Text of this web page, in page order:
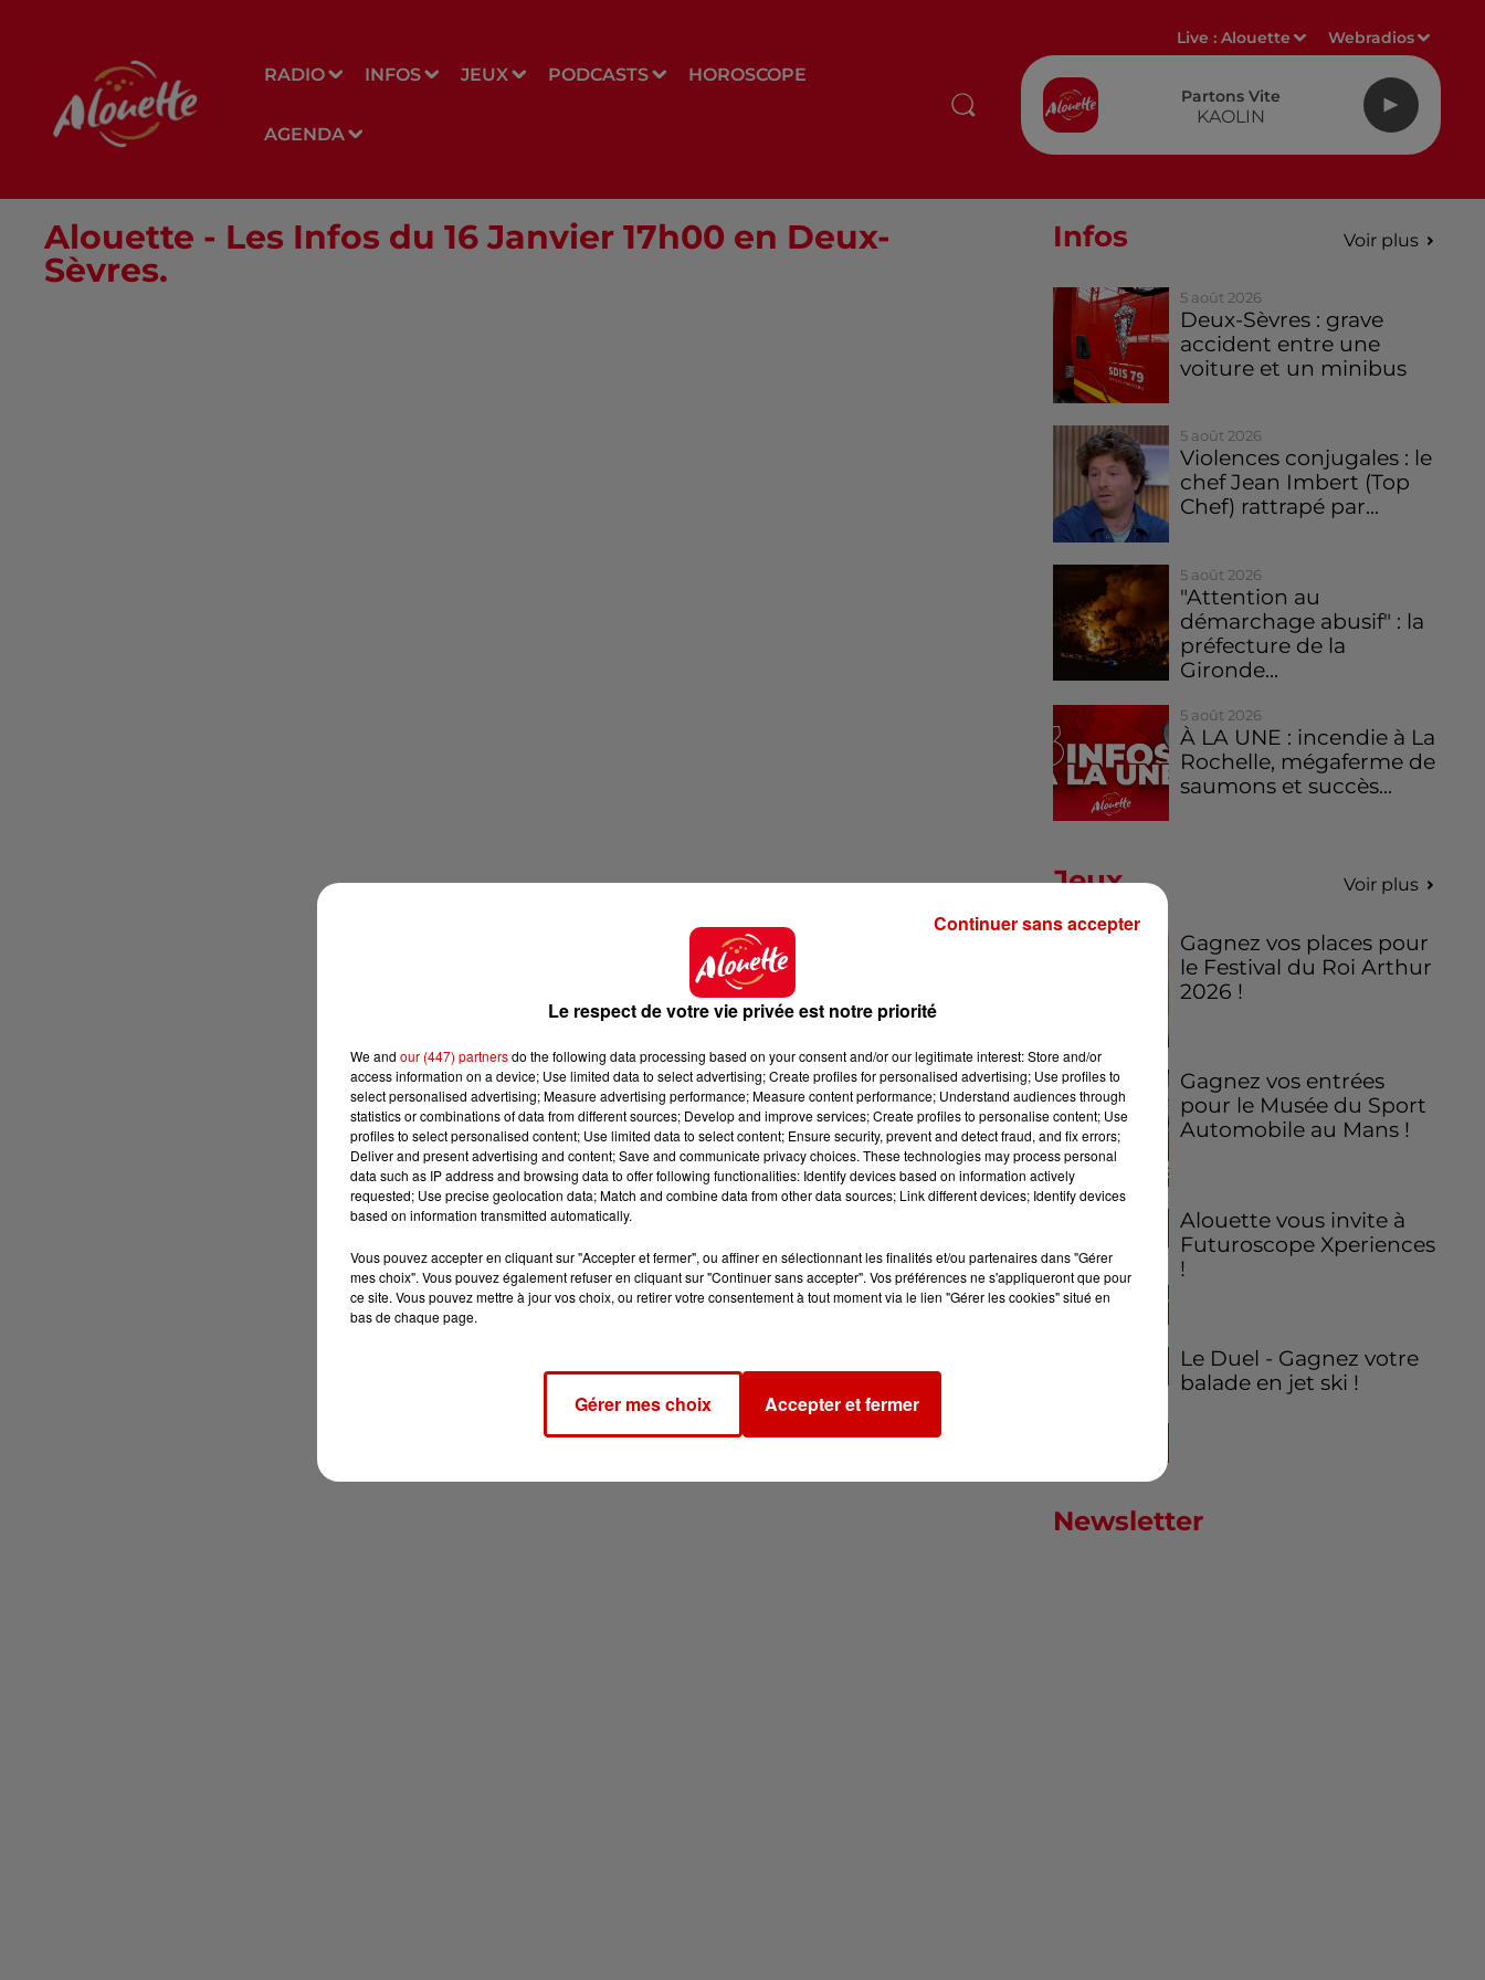
RADIO INFOS JEUX PODCASTS HOROSCOPE
AGENDA
Live :Alouette Webradios
Partons Vite
KAOLIN
Alouette - Les Infos du 16 Janvier 17h00 en Deux-
Sèvres.
Infos Voir plus
5 août 2026
Deux-Sèvres : grave
accident entre une
voiture et un minibus
5 août 2026
Violences conjugales : le
chef Jean Imbert (Top
Chef) rattrapé par...
5 août 2026
"Attention au
démarchage abusif" : la
préfecture de la
Gironde...
5 août 2026
À LA UNE : incendie à La
Rochelle, mégaferme de
saumons et succès...
Jeux Voir plus
Gagnez vos places pour
le Festival du Roi Arthur
2026 !
Gagnez vos entrées
pour le Musée du Sport
Automobile au Mans !
Alouette vous invite à
Futuroscope Xperiences
!
Le Duel - Gagnez votre
balade en jet ski !
Newsletter
Le respect de votre vie privée est notre priorité
We and our (447) partnersdo the following data processing based on your consent and/or our legitimate interest: Store and/or
access information on a device; Use limited data to select advertising; Create profiles for personalised advertising; Use profiles to
select personalised advertising; Measure advertising performance; Measure content performance; Understand audiences through
statistics or combinations of data from different sources; Develop and improve services; Create profiles to personalise content; Use
profiles to select personalised content; Use limited data to select content; Ensure security, prevent and detect fraud, and fix errors;
Deliver and present advertising and content; Save and communicate privacy choices. These technologies may process personal
data such as IP address and browsing data to offer following functionalities: Identify devices based on information actively
requested; Use precise geolocation data; Match and combine data from other data sources; Link different devices; Identify devices
based on information transmitted automatically.
Vous pouvez accepter en cliquant sur "Accepter et fermer", ou affiner en sélectionnant les finalités et/ou partenaires dans "Gérer
mes choix". Vous pouvez également refuser en cliquant sur "Continuer sans accepter". Vos préférences ne s'appliqueront que pour
ce site. Vous pouvez mettre à jour vos choix, ou retirer votre consentement à tout moment via le lien "Gérer les cookies" situé en
bas de chaque page.
Gérer mes choix Accepter et fermer
Continuer sans accepter